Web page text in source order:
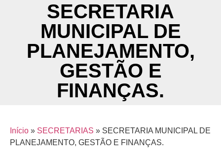
SECRETARIA
MUNICIPAL DE
PLANEJAMENTO,
GESTÃO E
FINANÇAS.
Início » SECRETARIAS » SECRETARIA MUNICIPAL DE
PLANEJAMENTO, GESTÃO E FINANÇAS.